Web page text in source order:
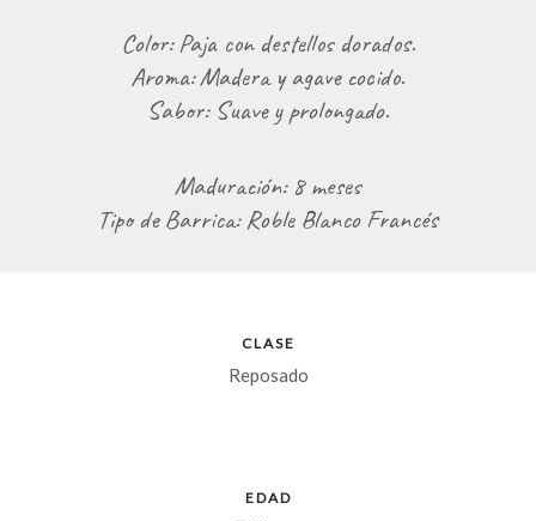
Color: Paja con destellos dorados.
Aroma: Madera y agave cocido.
Sabor: Suave y prolongado.
Maduración: 8 meses
Tipo de Barrica: Roble Blanco Francés
CLASE
Reposado
EDAD